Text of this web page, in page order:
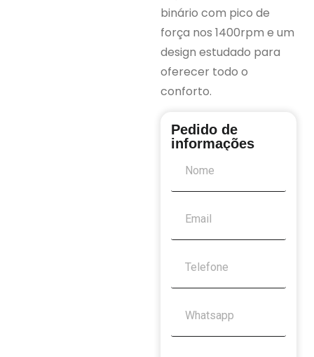
binário com pico de
força nos 1400rpm e um
design estudado para
oferecer todo o
conforto.
Pedido de
informações